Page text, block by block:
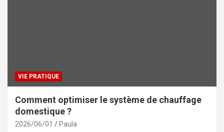
VIE PRATIQUE
Comment optimiser le système de chauffage
domestique ?
2026/06/01 Paula